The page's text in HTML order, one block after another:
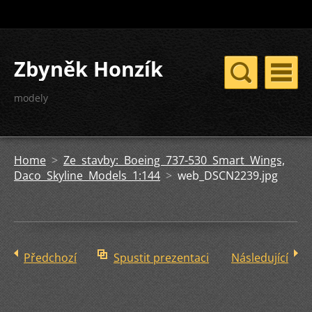
Zbyněk Honzík
modely
Home > Ze stavby: Boeing 737-530 Smart Wings,
Daco Skyline Models 1:144 >web_DSCN2239.jpg
Předchozí Spustit prezentaci Následující